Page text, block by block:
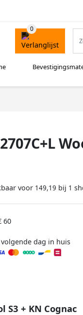
voor 149,19 bij 1
60
dag in huis
S3 + KN Cognac